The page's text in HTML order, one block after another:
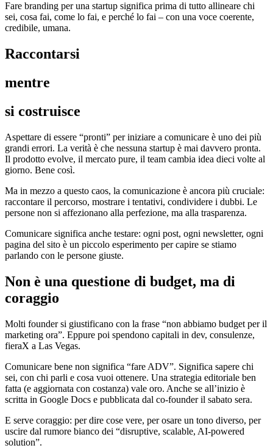
Fare branding per una startup significa prima di tutto allineare chi
sei, cosa fai, come lo fai, e perché lo fai – con una voce coerente,
credibile, umana.
Raccontarsi
mentre
si costruisce
Aspettare di essere “pronti” per iniziare a comunicare è uno dei più
grandi errori. La verità è che nessuna startup è mai davvero pronta.
Il prodotto evolve, il mercato pure, il team cambia idea dieci volte al
giorno. Bene così.
Ma in mezzo a questo caos, la comunicazione è ancora più cruciale:
raccontare il percorso, mostrare i tentativi, condividere i dubbi. Le
persone non si affezionano alla perfezione, ma alla trasparenza.
Comunicare significa anche testare: ogni post, ogni newsletter, ogni
pagina del sito è un piccolo esperimento per capire se stiamo
parlando con le persone giuste.
Non è una questione di budget, ma di
coraggio
Molti founder si giustificano con la frase “non abbiamo budget per il
marketing ora”. Eppure poi spendono capitali in dev, consulenze,
fieraX a Las Vegas.
Comunicare bene non significa “fare ADV”. Significa sapere chi
sei, con chi parli e cosa vuoi ottenere. Una strategia editoriale ben
fatta (e aggiornata con costanza) vale oro. Anche se all’inizio è
scritta in Google Docs e pubblicata dal co-founder il sabato sera.
E serve coraggio: per dire cose vere, per osare un tono diverso, per
uscire dal rumore bianco dei “disruptive, scalable, AI-powered
solution”.